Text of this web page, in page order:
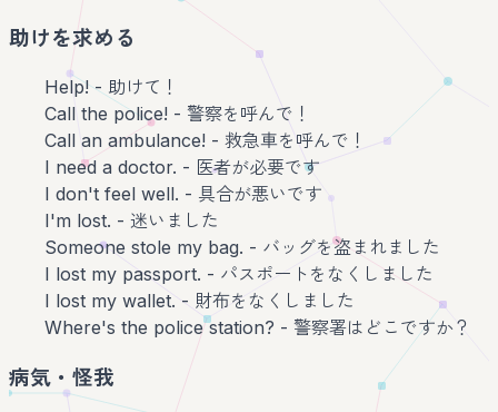
助けを求める
Help! - 助けて！
Call the police! - 警察を呼んで！
Call an ambulance! - 救急車を呼んで！
I need a doctor. - 医者が必要です
I don't feel well. - 具合が悪いです
I'm lost. - 迷いました
Someone stole my bag. - バッグを盗まれました
I lost my passport. - パスポートをなくしました
I lost my wallet. - 財布をなくしました
Where's the police station? - 警察署はどこですか？
病気・怪我